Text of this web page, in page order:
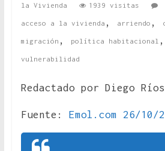
la Vivienda 1939 visitas
acceso a la vivienda , arriendo ,
migración , política habitacional ,
vulnerabilidad
Redactado por Diego Ríos
Fuente: Emol.com 26/10/